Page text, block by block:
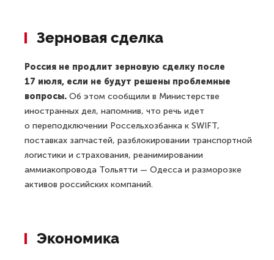
Зерновая сделка
Россия не продлит зерновую сделку после
17 июля, если не будут решены проблемные
вопросы. Об этом сообщили в Министерстве
иностранных дел, напомнив, что речь идет
о переподключении Россельхозбанка к SWIFT,
поставках запчастей, разблокировании транспортной
логистики и страхования, реанимировании
аммиакопровода Тольятти — Одесса и разморозке
активов российских компаний.
Экономика